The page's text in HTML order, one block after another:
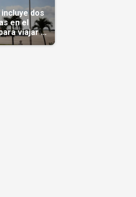
dos
en el
viajar a